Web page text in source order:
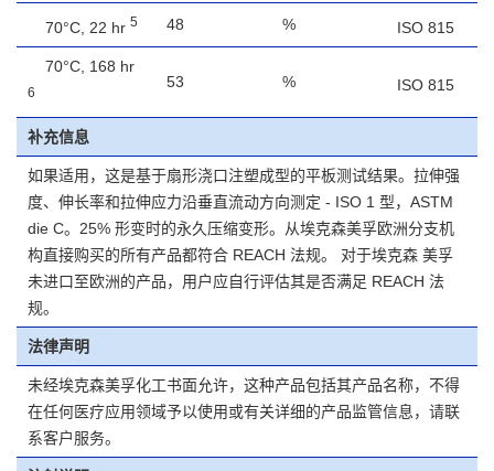
70°C, 22 hr 5 48 % ISO 815
70°C, 168 hr
6
53 % ISO 815
补充信息
如果适用，这是基于扇形浇口注塑成型的平板测试结果。拉伸强
度、伸长率和拉伸应力沿垂直流动方向测定 - ISO 1 型，ASTM
die C。25% 形变时的永久压缩变形。从埃克森美孚欧洲分支机
构直接购买的所有产品都符合 REACH 法规。 对于埃克森 美孚
未进口至欧洲的产品，用户应自行评估其是否满足 REACH 法
规。
法律声明
未经埃克森美孚化工书面允许，这种产品包括其产品名称，不得
在任何医疗应用领域予以使用或有关详细的产品监管信息，请联
系客户服务。